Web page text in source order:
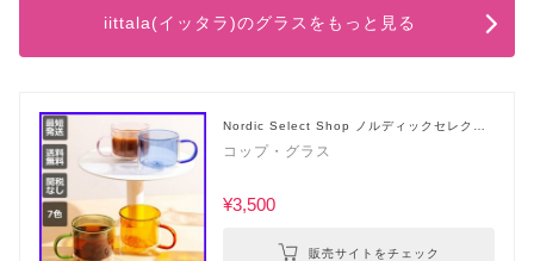
iittala(イッタラ)のグラスをもっと見る
Nordic Select Shop ノルディックセレクト
ショップ
コップ・グラス
¥3,500
販売サイトをチェック